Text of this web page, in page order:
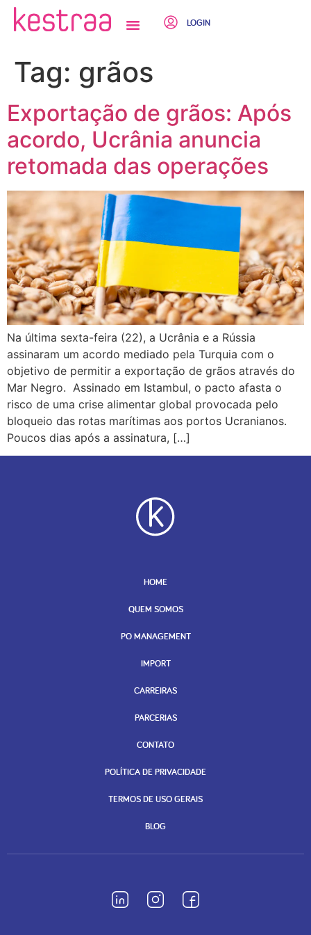
LOGIN
Tag: grãos
Exportação de grãos: Após
acordo, Ucrânia anuncia
retomada das operações
Na última sexta-feira (22), a Ucrânia e a Rússia
assinaram um acordo mediado pela Turquia com o
objetivo de permitir a exportação de grãos através do
Mar Negro. Assinado em Istambul, o pacto afasta o
risco de uma crise alimentar global provocada pelo
bloqueio das rotas marítimas aos portos Ucranianos.
Poucos dias após a assinatura, […]
HOME
QUEM SOMOS
PO MANAGEMENT
IMPORT
CARREIRAS
PARCERIAS
CONTATO
POLÍTICA DE PRIVACIDADE
TERMOS DE USO GERAIS
BLOG